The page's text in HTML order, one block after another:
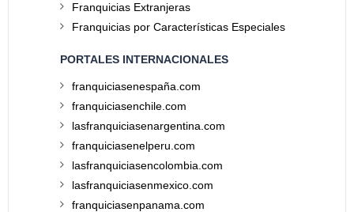
Franquicias Extranjeras
Franquicias por Características Especiales
PORTALES INTERNACIONALES
franquiciasenespaña.com
franquiciasenchile.com
lasfranquiciasenargentina.com
franquiciasenelperu.com
lasfranquiciasencolombia.com
lasfranquiciasenmexico.com
franquiciasenpanama.com